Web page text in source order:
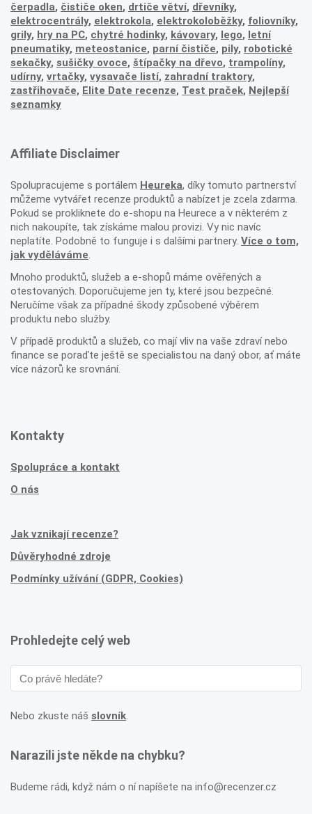
čerpadla, čističe oken, drtiče větví, dřevníky,
elektrocentrály, elektrokola, elektrokoloběžky, foliovníky,
grily, hry na PC, chytré hodinky, kávovary, lego, letní
pneumatiky, meteostanice, parní čističe, pily, robotické
sekačky, sušičky ovoce, štípačky na dřevo, trampolíny,
udírny, vrtačky, vysavače listí, zahradní traktory,
zastřihovače, Elite Date recenze, Test praček, Nejlepší
seznamky
Affiliate Disclaimer
Spolupracujeme s portálem Heureka, díky tomuto partnerství
můžeme vytvářet recenze produktů a nabízet je zcela zdarma.
Pokud se prokliknete do e-shopu na Heurece a v některém z
nich nakoupíte, tak získáme malou provizi. Vy nic navíc
neplatíte. Podobně to funguje i s dalšími partnery. Více o tom,
jak vyděláváme.
Mnoho produktů, služeb a e-shopů máme ověřených a
otestovaných. Doporučujeme jen ty, které jsou bezpečné.
Neručíme však za případné škody způsobené výběrem
produktu nebo služby.
V případě produktů a služeb, co mají vliv na vaše zdraví nebo
finance se poraďte ještě se specialistou na daný obor, ať máte
více názorů ke srovnání.
Kontakty
Spolupráce a kontakt
O nás
Jak vznikají recenze?
Důvěryhodné zdroje
Podmínky užívání (GDPR, Cookies)
Prohledejte celý web
Nebo zkuste náš slovník.
Narazili jste někde na chybku?
Budeme rádi, když nám o ní napíšete na info@recenzer.cz